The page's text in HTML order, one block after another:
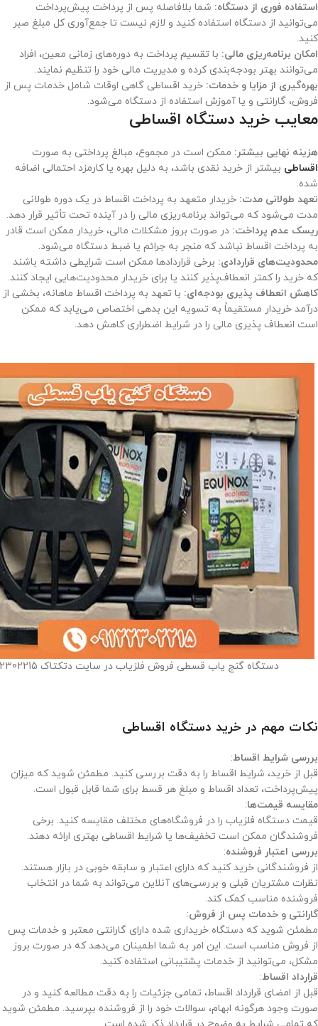
استفاده فوری از دستگاه: شما بلافاصله پس از پرداخت پیش‌پرداخت
می‌توانید از دستگاه استفاده کنید و لازم نیست تا جمع‌آوری کل مبلغ صبر
کنید.
امکان برنامه‌ریزی مالی: با تقسیم پرداخت به دوره‌های زمانی معین، افراد
می‌توانند بهتر بودجه‌بندی کرده و مدیریت مالی خود را تنظیم نمایند.
بهره‌گیری از مزایا و خدمات: خرید اقساطی گاهی اوقات شامل خدمات پس از
فروش، گارانتی و یا آموزش استفاده از دستگاه می‌شود.
معایب خرید دستگاه اقساطی
هزینه نهایی بیشتر: ممکن است در مجموع، مبالغ پرداختی به صورت
اقساطی بیشتر از خرید نقدی باشد، به دلیل بهره یا کارمزد احتمالی اضافه
شده.
تعهد طولانی مدت: خریدار متعهد به پرداخت اقساط در یک دوره طولانی
مدت می‌شود که می‌تواند برنامه‌ریزی مالی را در آینده تحت تأثیر قرار دهد.
ریسک عدم پرداخت: در صورت بروز مشکلات مالی، خریدار ممکن است قادر
به پرداخت اقساط نباشد که منجر به جرائم یا ضبط دستگاه می‌شود.
محدودیت‌های قراردادی: برخی قراردادها ممکن است شرایطی داشته باشند
که خرید را کمتر انعطاف‌پذیر کنند یا برای خریدار محدودیت‌هایی ایجاد کنند.
کاهش انعطاف پذیری بودجه‌ای: با تعهد به پرداخت اقساط ماهانه، بخشی از
درآمد خریدار مستقیماً به تسویه این بدهی اختصاص می‌یابد که ممکن
است انعطاف پذیری مالی را در شرایط اضطراری کاهش دهد.
دستگاه گنج یاب قسطی فروش فلزیاب در سایت دتکتاک 09122302215
نکات مهم در خرید دستگاه اقساطی
بررسی شرایط اقساط:
قبل از خرید، شرایط اقساط را به دقت بررسی کنید. مطمئن شوید که میزان
پیش‌پرداخت، تعداد اقساط و مبلغ هر قسط برای شما قابل قبول است.
مقایسه قیمت‌ها:
قیمت دستگاه فلزیاب را در فروشگاه‌های مختلف مقایسه کنید. برخی
فروشندگان ممکن است تخفیف‌ها یا شرایط اقساطی بهتری ارائه دهند.
بررسی اعتبار فروشنده:
از فروشندگانی خرید کنید که دارای اعتبار و سابقه خوبی در بازار هستند.
نظرات مشتریان قبلی و بررسی‌های آنلاین می‌تواند به شما در انتخاب
فروشنده مناسب کمک کند.
گارانتی و خدمات پس از فروش:
مطمئن شوید که دستگاه خریداری شده دارای گارانتی معتبر و خدمات پس
از فروش مناسب است. این امر به شما اطمینان می‌دهد که در صورت بروز
مشکل، می‌توانید از خدمات پشتیبانی استفاده کنید.
قرارداد اقساط:
قبل از امضای قرارداد اقساط، تمامی جزئیات را به دقت مطالعه کنید و در
صورت وجود هرگونه ابهام، سوالات خود را از فروشنده بپرسید. مطمئن شوید